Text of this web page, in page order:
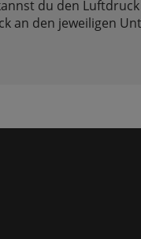
du den
an den jeweiligen